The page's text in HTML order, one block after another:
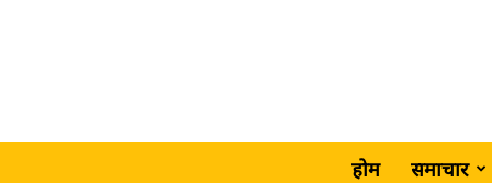
होम समाचार